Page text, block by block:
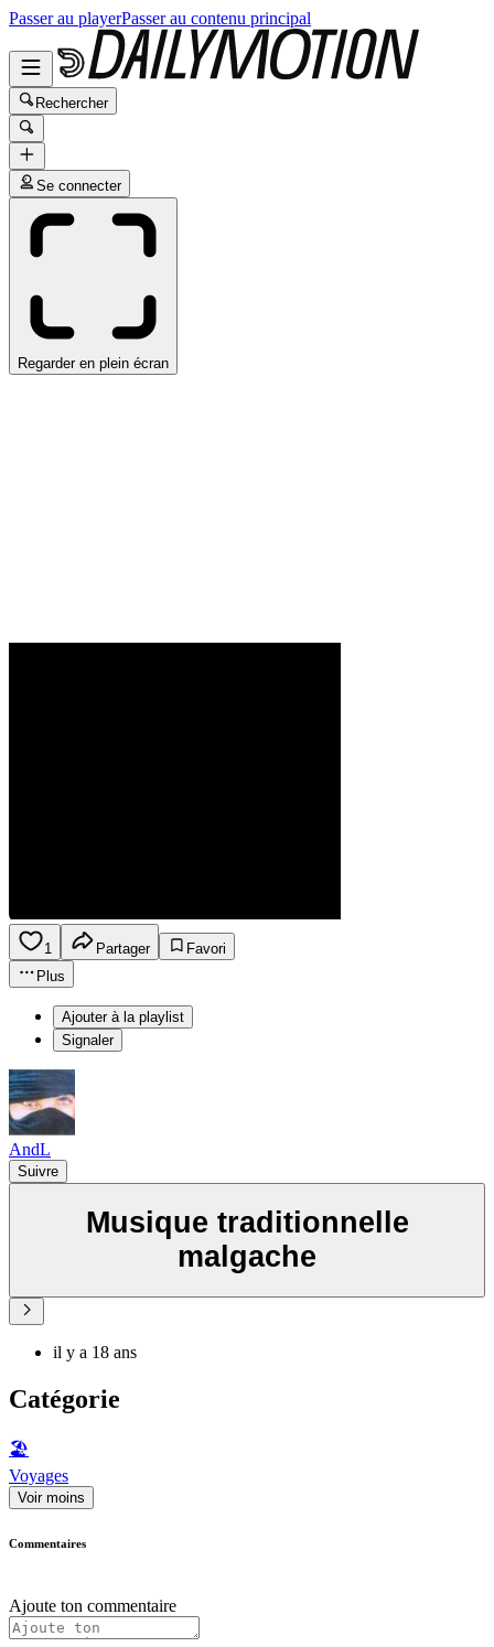
Passer au playerPasser au contenu principal
Rechercher
Se connecter
Regarder en plein écran
1 Partager
Favori
Plus
Ajouter à la playlist
Signaler
AndL
Suivre
Musique traditionnelle
malgache
il y a 18 ans
Catégorie
🏖
Voyages
Voir moins
Commentaires
Ajoute ton commentaire